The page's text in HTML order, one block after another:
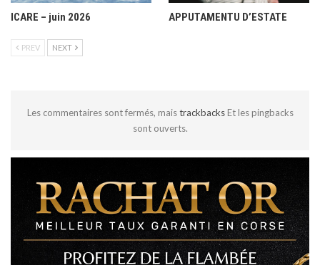
ICARE – juin 2026 APPUTAMENTU D’ESTATE
PREV NEXT
Les commentaires sont fermés, maistrackbacks Et les pingbacks
sont ouverts.